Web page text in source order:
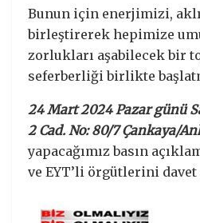
Bunun için enerjimizi,
birleştirerek hepimize
zorlukları aşabilecek bir
seferberliği birlikte
24 Mart 2024 Pazar günü
2 Cad. No: 80/7 Çankaya/
yapacağımız basın
ve EYT’li örgütlerini